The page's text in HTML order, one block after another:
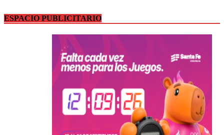
ESPACIO PUBLICITARIO